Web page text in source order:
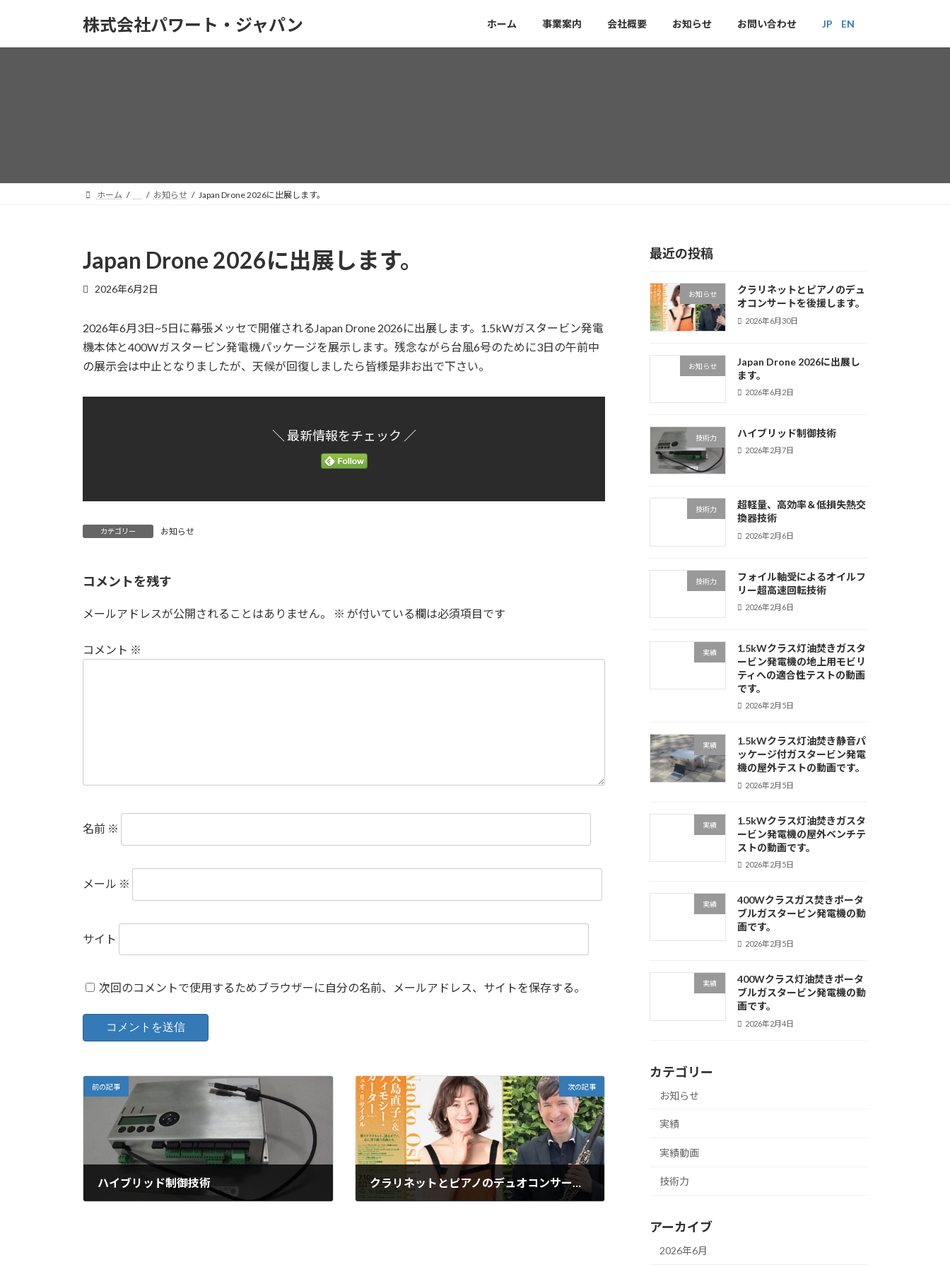
株式会社パワート・ジャパン ホーム 事業案内 会社概要 お知らせ お問い合わせ JP EN
ホーム お知らせ Japan Drone 2026に出展します。
Japan Drone 2026に出展します。
2026年6月2日
2026年6月3日~5日に幕張メッセで開催されるJapan Drone 2026に出展します。1.5kWガスタービン発電
機本体と400Wガスタービン発電機パッケージを展示します。残念ながら台風6号のために3日の午前中
の展示会は中止となりましたが、天候が回復しましたら皆様是非お出で下さい。
＼ 最新情報をチェック ／
カテゴリー お知らせ
コメントを残す
メールアドレスが公開されることはありません。 ※ が付いている欄は必須項目です
コメント ※
名前 ※
メール ※
サイト
次回のコメントで使用するためブラウザーに自分の名前、メールアドレス、サイトを保存する。
前の記事
ハイブリッド制御技術
次の記事
クラリネットとピアノのデュオコンサートを後援します。
最近の投稿
お知らせ
クラリネットとピアノのデュ
オコンサートを後援します。
2026年6月30日
お知らせ
Japan Drone 2026に出展し
ます。
2026年6月2日
技術力 ハイブリッド制御技術
2026年2月7日
技術力
超軽量、高効率＆低損失熱交
換器技術
2026年2月6日
技術力
フォイル軸受によるオイルフ
リー超高速回転技術
2026年2月6日
実績
1.5kWクラス灯油焚きガスタ
ービン発電機の地上用モビリ
ティへの適合性テストの動画
です。
2026年2月5日
実績
1.5kWクラス灯油焚き静音パ
ッケージ付ガスタービン発電
機の屋外テストの動画です。
2026年2月5日
実績
1.5kWクラス灯油焚きガスタ
ービン発電機の屋外ベンチテ
ストの動画です。
2026年2月5日
実績
400Wクラスガス焚きポータ
ブルガスタービン発電機の動
画です。
2026年2月5日
実績
400Wクラス灯油焚きポータ
ブルガスタービン発電機の動
画です。
2026年2月4日
カテゴリー
お知らせ
実績
実績動画
技術力
アーカイブ
2026年6月